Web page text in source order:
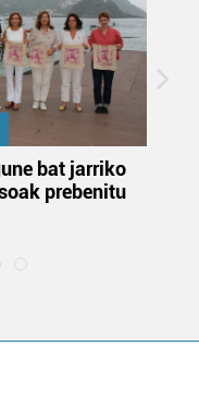
bat jarriko
prebenitu